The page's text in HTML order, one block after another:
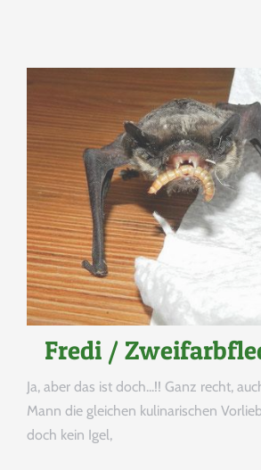
Fredi /
Ja, aber das ist doch...!! Ganz recht,
Mann die gleichen kulinarischen
doch kein Igel,